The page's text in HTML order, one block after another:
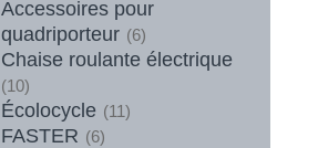
Accessoires pour
quadriporteur (6)
Chaise roulante électrique
(10)
Écolocycle (11)
FASTER (6)